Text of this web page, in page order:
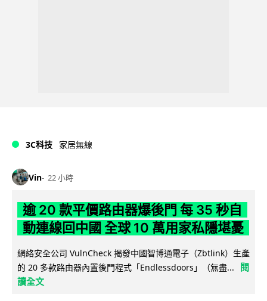
3C科技 家居無線
Vin 22 小時
逾 20 款平價路由器爆後門 每 35 秒自
動連線回中國 全球 10 萬用家私隱堪憂
網絡安全公司 VulnCheck 揭發中國智博通電子（Zbtlink）生產
的 20 多款路由器內置後門程式「Endlessdoors」（無盡...
閱
讀全文